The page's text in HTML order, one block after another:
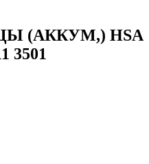
(АККУМ,) HSA
3501